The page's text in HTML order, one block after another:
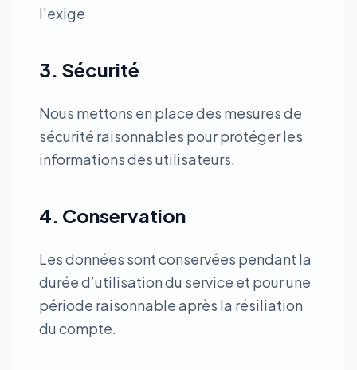
l’exige
3. Sécurité
Nous mettons en place des mesures de
sécurité raisonnables pour protéger les
informations des utilisateurs.
4. Conservation
Les données sont conservées pendant la
durée d’utilisation du service et pour une
période raisonnable après la résiliation
du compte.